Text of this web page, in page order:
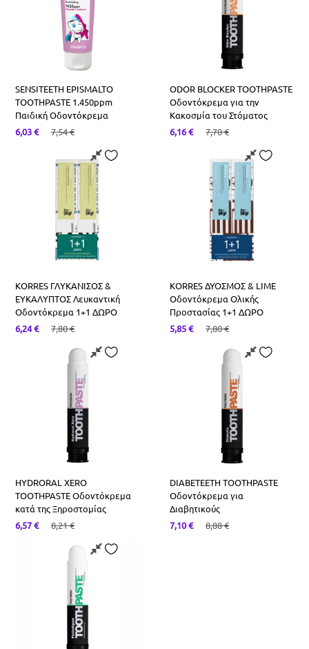
SENSITEETH EPISMALTO
TOOTHPASTE 1.450ppm
Παιδική Οδοντόκρεμα
6,03€ 7,54€
ODOR BLOCKER TOOTHPASTE
Οδοντόκρεμα για την
Κακοσμία του Στόματος
6,16€ 7,70€
KORRES ΓΛΥΚΑΝΙΣΟΣ &
ΕΥΚΑΛΥΠΤΟΣ Λευκαντική
Οδοντόκρεμα 1+1 ΔΩΡΟ
6,24€ 7,80€
KORRES ΔΥΟΣΜΟΣ & LIME
Οδοντόκρεμα Ολικής
Προστασίας 1+1 ΔΩΡΟ
5,85€ 7,80€
HYDRORAL XERO
TOOTHPASTE Οδοντόκρεμα
κατά της Ξηροστομίας
6,57€ 8,21€
DIABETEETH TOOTHPASTE
Οδοντόκρεμα για
Διαβητικούς
7,10€ 8,88€